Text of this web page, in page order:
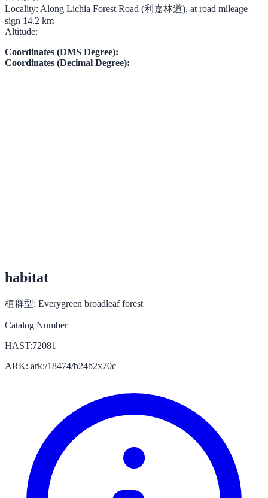
Locality: Along Lichia Forest Road (利嘉林道), at road mileage
sign 14.2 km
Altitude:
Coordinates (DMS Degree):
Coordinates (Decimal Degree):
habitat
植群型: Everygreen broadleaf forest
Catalog Number
HAST:72081
ARK: ark:/18474/b24b2x70c